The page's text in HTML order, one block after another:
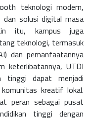
teknologi modern,
solusi digital masa
itu, kampus juga
teknologi, termasuk
dan pemanfaatannya
keterlibatannya, UTDI
tinggi dapat menjadi
kreatif lokal.
peran sebagai pusat
tinggi dengan